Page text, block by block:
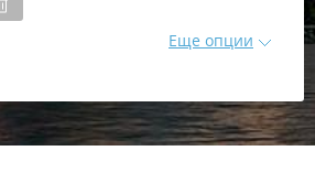
Еще опции